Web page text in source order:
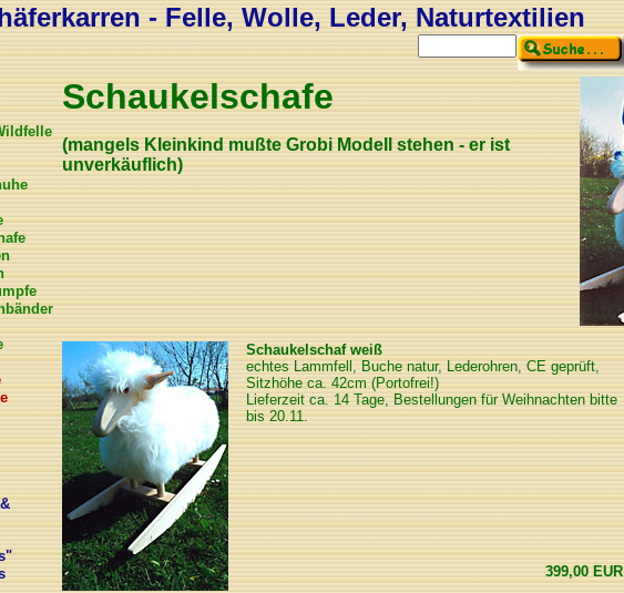
- Felle, Wolle, Leder, Naturtextilien
Schaukelschafe
(mangels Kleinkind mußte Grobi Modell stehen - er ist
unverkäuflich)
Schaukelschaf weiß
echtes Lammfell, Buche natur, Lederohren, CE geprüft,
Sitzhöhe ca. 42cm (Portofrei!)
Lieferzeit ca. 14 Tage, Bestellungen für Weihnachten bitte
bis 20.11.
399,00 EUR